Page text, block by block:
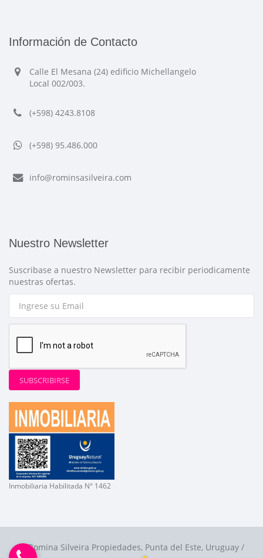
Información de Contacto
Calle El Mesana (24) edificio Michellangelo
Local 002/003.
(+598) 4243.8108
(+598) 95.486.000
info@rominsasilveira.com
Nuestro Newsletter
Suscribase a nuestro Newsletter para recibir periodicamente
nuestras ofertas.
SUBSCRIBIRSE
Inmobiliaria Habilitada N° 1462
Romina Silveira Propiedades, Punta del Este, Uruguay /